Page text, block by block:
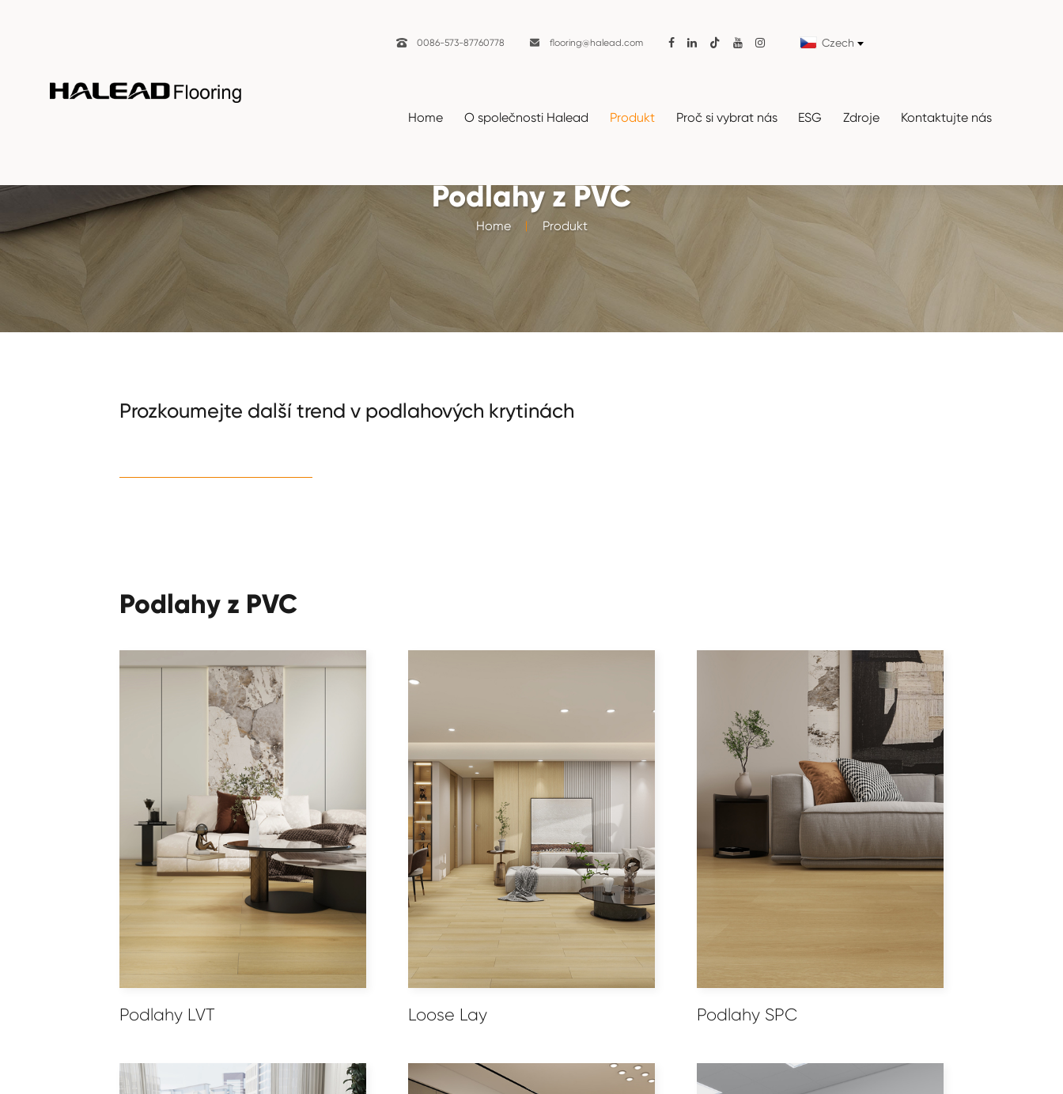
 0086-573-87760778  flooring@halead.com  Czech
Home O společnosti Halead Produkt Proč si vybrat nás ESG Zdroje Kontaktujte nás
Podlahy z PVC
Home Produkt
Prozkoumejte další trend v podlahových krytinách
Podlahy z PVC
Podlahy LVT Loose Lay Podlahy SPC